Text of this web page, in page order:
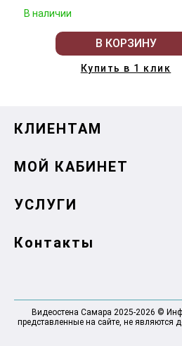
В наличии
В КОРЗИНУ
Купить в 1 клик
КЛИЕНТАМ
МОЙ КАБИНЕТ
УСЛУГИ
Контакты
Видеостена Самара 2025-2026 ©
представленные на сайте, не являются